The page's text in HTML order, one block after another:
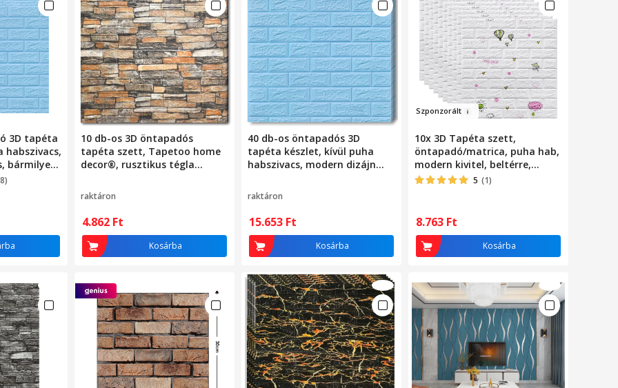
3D tapéta
habszivacs,
bármilyen
10 db-os 3D öntapadós
tapéta szett, Tapetoo home
decor®, rusztikus tégla
70x77 cm, 5,3 m², 2,5 mm
vastagság, poliuretán hab,
mosható, konyhába,
nappaliba, hálószobába,
fürdőszobába
raktáron
4.862 Ft
Kosárba
40 db-os öntapadós 3D
tapéta készlet, kívül puha
habszivacs, modern dizájn
vízálló, méretek 70x77,
Macvi®, kék tégla modell
raktáron
15.653 Ft
Kosárba
Szponzorált
10x 3D Tapéta szett,
öntapadó/matrica, puha hab,
modern kivitel, beltérre,
könnyen tisztítható, vízálló,
gyerekszobába, Fehér, Eladó
Raktár
5 (1)
8.763 Ft
Kosárba